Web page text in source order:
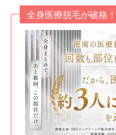
全身医療脱毛が破格！